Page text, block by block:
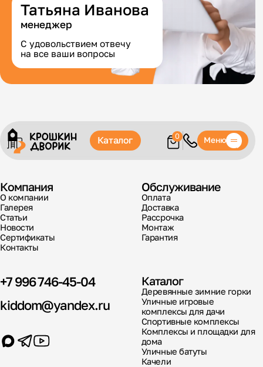
Татьяна Иванова
менеджер
С удовольствием отвечу
на все ваши вопросы
Каталог 0 Меню
+7 996 746-45-04
kiddom@yandex.ru
Компания
О компании
Галерея
Статьи
Новости
Сертификаты
Контакты
Обслуживание
Оплата
Доставка
Рассрочка
Монтаж
Гарантия
Каталог
Деревянные зимние горки
Уличные игровые
комплексы для дачи
Спортивные комплексы
Комплексы и площадки для
дома
Уличные батуты
Качели